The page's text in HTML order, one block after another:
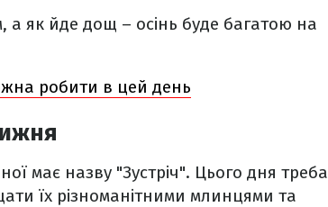
як йде дощ – осінь буде багатою на
робити в цей день
має назву "Зустріч". Цього дня треба
їх різноманітними млинцями та